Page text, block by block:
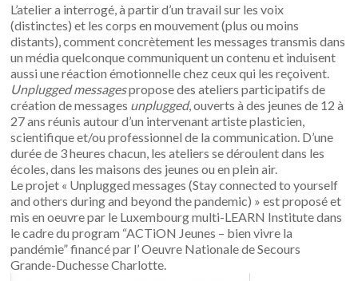
L’atelier a interrogé, à partir d’un travail sur les voix
(distinctes) et les corps en mouvement (plus ou moins
distants), comment concrètement les messages transmis dans
un média quelconque communiquent un contenu et induisent
aussi une réaction émotionnelle chez ceux qui les reçoivent.
Unplugged messagespropose des ateliers participatifs de
création de messages unplugged, ouverts à des jeunes de 12 à
27 ans réunis autour d’un intervenant artiste plasticien,
scientifique et/ou professionnel de la communication. D’une
durée de 3 heures chacun, les ateliers se déroulent dans les
écoles, dans les maisons des jeunes ou en plein air.
Le projet « Unplugged messages (Stay connected to yourself
and others during and beyond the pandemic) » est proposé et
mis en oeuvre par le Luxembourg multi-LEARN Institute dans
le cadre du program “ACTiON Jeunes – bien vivre la
pandémie” financé par l’Oeuvre Nationale de Secours
Grande-Duchesse Charlotte